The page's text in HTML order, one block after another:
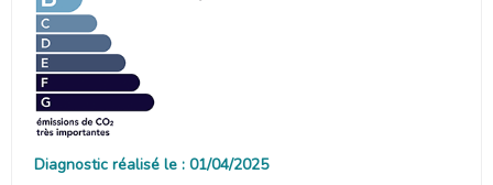
Diagnostic réalisé le : 01/04/2025